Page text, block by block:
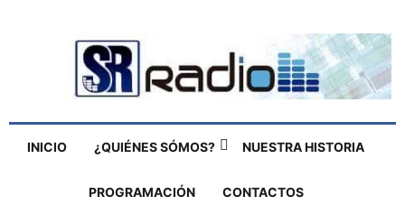
INICIO ¿QUIÉNES SÓMOS? NUESTRA HISTORIA
PROGRAMACIÓN CONTACTOS